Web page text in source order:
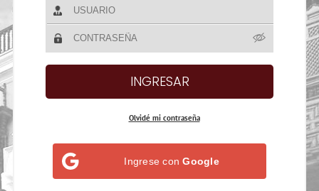
Olvidé mi contraseña
Ingrese conGoogle